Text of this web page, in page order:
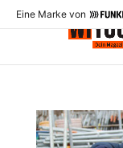
Eine Marke von